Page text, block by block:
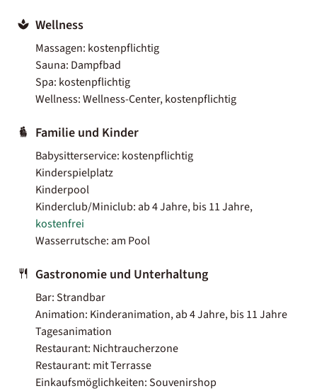
Wellness
Massagen: kostenpflichtig
Sauna: Dampfbad
Spa: kostenpflichtig
Wellness: Wellness-Center, kostenpflichtig
Familie und Kinder
Babysitterservice: kostenpflichtig
Kinderspielplatz
Kinderpool
Kinderclub/Miniclub: ab 4 Jahre, bis 11 Jahre,
kostenfrei
Wasserrutsche: am Pool
Gastronomie und Unterhaltung
Bar: Strandbar
Animation: Kinderanimation, ab 4 Jahre, bis 11 Jahre
Tagesanimation
Restaurant: Nichtraucherzone
Restaurant: mit Terrasse
Einkaufsmöglichkeiten: Souvenirshop